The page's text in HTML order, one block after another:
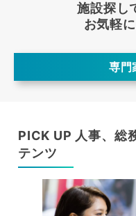
施設探し
お気軽
専門
PICK UP 人事、総
テンツ